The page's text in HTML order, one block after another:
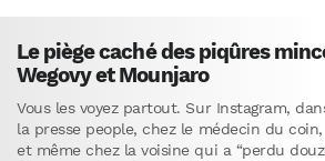
Le piège caché des piqûres
Wegovy et Mounjaro
Vous les voyez partout. Sur Instagram,
la presse people, chez le médecin du coin,
et même chez la voisine qui a “perdu